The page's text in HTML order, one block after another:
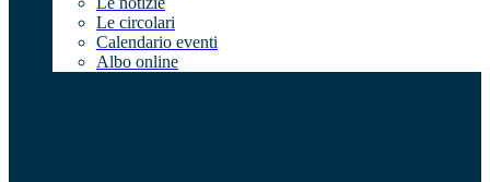
Le circolari
Calendario eventi
Albo online